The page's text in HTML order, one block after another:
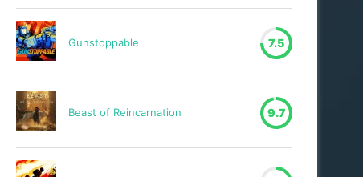
Gunstoppable 7.5
Beast of Reincarnation 9.7